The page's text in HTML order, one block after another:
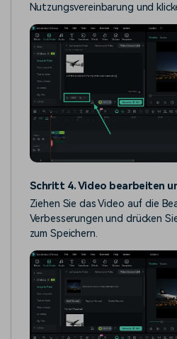
Nutzungsvereinbarung und
Schritt 4. Video bearbeiten
Ziehen Sie das Video auf die
Verbesserungen und drücken
zum Speichern.